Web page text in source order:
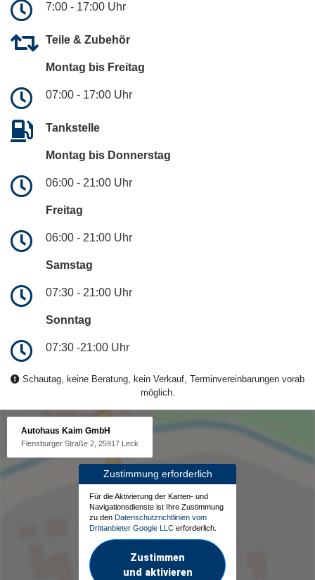
7:00 - 17:00 Uhr
Teile & Zubehör
Montag bis Freitag
07:00 - 17:00 Uhr
Tankstelle
Montag bis Donnerstag
06:00 - 21:00 Uhr
Freitag
06:00 - 21:00 Uhr
Samstag
07:30 - 21:00 Uhr
Sonntag
07:30 -21:00 Uhr
Schautag, keine Beratung, kein Verkauf, Terminvereinbarungen vorab
möglich.
Autohaus Kaim GmbH
Flensburger Straße 2, 25917 Leck
Zustimmung erforderlich
Für die Aktivierung der Karten- und
Navigationsdienste ist Ihre Zustimmung
zu den Datenschutzrichtlinien vom
Drittanbieter Google LLC erforderlich.
Zustimmen
und aktivieren